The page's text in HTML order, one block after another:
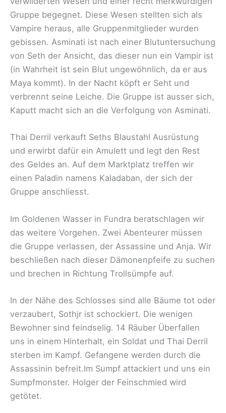
Gruppe begegnet. Diese Wesen stellten sich als
Vampire heraus, alle Gruppenmitglieder wurden
gebissen. Asminati ist nach einer Blutuntersuchung
von Seth der Ansicht, das dieser nun ein Vampir ist
(in Wahrheit ist sein Blut ungewöhnlich, da er aus
Maya kommt). In der Nacht köpft er Seht und
verbrennt seine Leiche. Die Gruppe ist ausser sich,
Kaputt macht sich an die Verfolgung von Asminati.
Thai Derril verkauft Seths Blaustahl Ausrüstung
und erwirbt dafür ein Amulett und legt den Rest
des Geldes an. Auf dem Marktplatz treffen wir
einen Paladin namens Kaladaban, der sich der
Gruppe anschliesst.
Im Goldenen Wasser in Fundra beratschlagen wir
das weitere Vorgehen. Zwei Abenteurer müssen
die Gruppe verlassen, der Assassine und Anja. Wir
beschließen nach dieser Dämonenpfeife zu suchen
und brechen in Richtung Trollsümpfe auf.
In der Nähe des Schlosses sind alle Bäume tot oder
verzaubert, Sothjr ist schockiert. Die wenigen
Bewohner sind feindselig. 14 Räuber Überfallen
uns in einem Hinterhalt, ein Soldat und Thai Derril
sterben im Kampf. Gefangene werden durch die
Assassinin befreit.Im Sumpf attackiert und uns ein
Sumpfmonster. Holger der Feinschmied wird
getötet.